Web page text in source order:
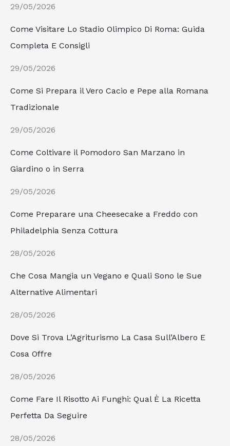
29/05/2026
Come Visitare Lo Stadio Olimpico Di Roma: Guida
Completa E Consigli
29/05/2026
Come Si Prepara il Vero Cacio e Pepe alla Romana
Tradizionale
29/05/2026
Come Coltivare il Pomodoro San Marzano in
Giardino o in Serra
29/05/2026
Come Preparare una Cheesecake a Freddo con
Philadelphia Senza Cottura
28/05/2026
Che Cosa Mangia un Vegano e Quali Sono le Sue
Alternative Alimentari
28/05/2026
Dove Si Trova L’Agriturismo La Casa Sull’Albero E
Cosa Offre
28/05/2026
Come Fare Il Risotto Ai Funghi: Qual È La Ricetta
Perfetta Da Seguire
28/05/2026